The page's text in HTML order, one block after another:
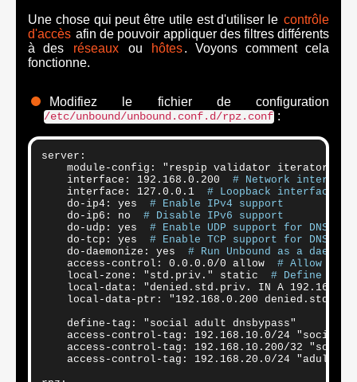
Une chose qui peut être utile est d'utiliser le contrôle
d'accès afin de pouvoir appliquer des filtres différents
à des
réseaux ou hôtes. Voyons comment cela
fonctionne.
Modifiez le fichier de configuration
/etc/unbound/unbound.conf.d/rpz.conf:
server:
    module-config: "respip validator iterator"
    interface: 192.168.0.200
# Network
    interface: 127.0.0.1
# Loopback interface
    do-ip4: yes
# Enable IPv4 support
    do-ip6: no
# Disable IPv6 support
    do-udp: yes
# Enable UDP support for DNS
    do-tcp: yes
# Enable TCP support for DNS
    do-daemonize: yes
# Run Unbound as a
    access-control: 0.0.0.0/0 allow
# Allow all
    local-zone: "std.priv." static
# Define a
local-data: "denied.std.priv. IN A
local-data-ptr: "192.168.0.200
    define-tag: "social adult dnsbypass"
access-control-tag: 192.168.10.0/24 "social
access-control-tag: 192.168.10.200/32 "social
access-control-tag: 192.168.20.0/24 "adult